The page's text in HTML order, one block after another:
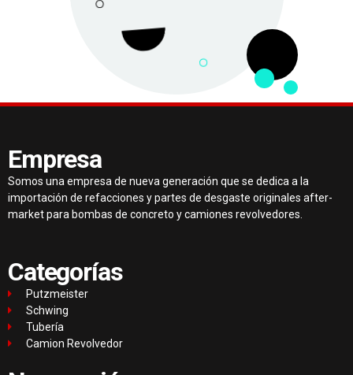
Empresa
Somos una empresa de nueva generación que se dedica a la
importación de refacciones y partes de desgaste originales after-
market para bombas de concreto y camiones revolvedores.
Categorías
Putzmeister
Schwing
Tubería
Camion Revolvedor